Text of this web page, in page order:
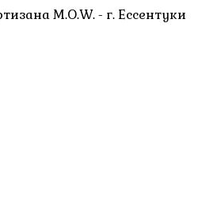
M.O.W. - г. Ессентуки
из натуральных компонентов